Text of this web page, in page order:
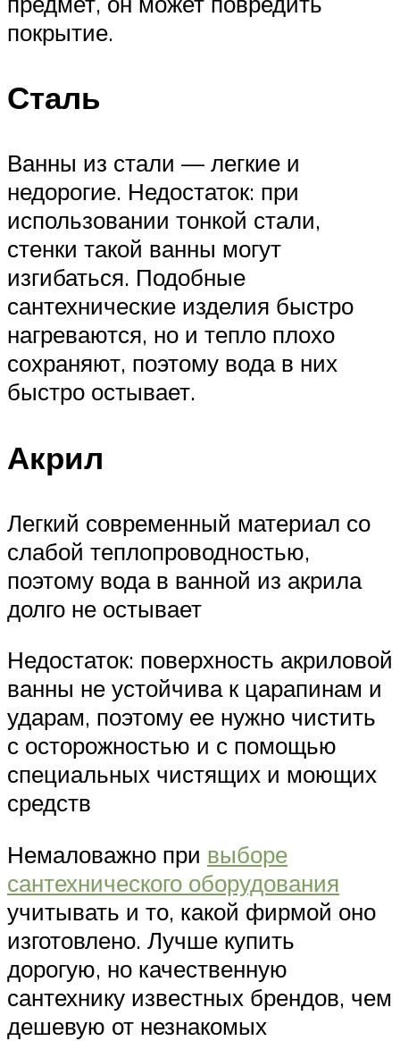
покрытие.
Сталь
Ванны из стали — легкие и
недорогие. Недостаток: при
использовании тонкой стали,
стенки такой ванны могут
изгибаться. Подобные
сантехнические изделия быстро
нагреваются, но и тепло плохо
сохраняют, поэтому вода в них
быстро остывает.
Акрил
Легкий современный материал со
слабой теплопроводностью,
поэтому вода в ванной из акрила
долго не остывает
Недостаток: поверхность акриловой
ванны не устойчива к царапинам и
ударам, поэтому ее нужно чистить
с осторожностью и с помощью
специальных чистящих и моющих
средств
Немаловажно при выборе
сантехнического оборудования
учитывать и то, какой фирмой оно
изготовлено. Лучше купить
дорогую, но качественную
сантехнику известных брендов, чем
дешевую от незнакомых